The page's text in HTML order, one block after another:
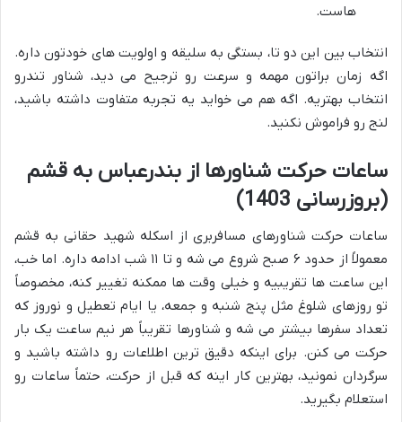
هاست.
انتخاب بین این دو تا، بستگی به سلیقه و اولویت های خودتون داره.
اگه زمان براتون مهمه و سرعت رو ترجیح می دید، شناور تندرو
انتخاب بهتریه. اگه هم می خواید یه تجربه متفاوت داشته باشید،
لنج رو فراموش نکنید.
ساعات حرکت شناورها از بندرعباس به قشم
(بروزرسانی 1403)
ساعات حرکت شناورهای مسافربری از اسکله شهید حقانی به قشم
معمولاً از حدود ۶ صبح شروع می شه و تا ۱۱ شب ادامه داره. اما خب،
این ساعت ها تقریبیه و خیلی وقت ها ممکنه تغییر کنه، مخصوصاً
تو روزهای شلوغ مثل پنج شنبه و جمعه، یا ایام تعطیل و نوروز که
تعداد سفرها بیشتر می شه و شناورها تقریباً هر نیم ساعت یک بار
حرکت می کنن. برای اینکه دقیق ترین اطلاعات رو داشته باشید و
سرگردان نمونید، بهترین کار اینه که قبل از حرکت، حتماً ساعات رو
استعلام بگیرید.